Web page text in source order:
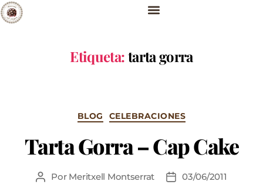
Etiqueta:tarta gorra
BLOG CELEBRACIONES
Tarta Gorra – Cap Cake
Por Meritxell Montserrat 03/06/2011